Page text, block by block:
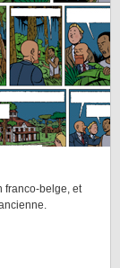
franco-belge, et